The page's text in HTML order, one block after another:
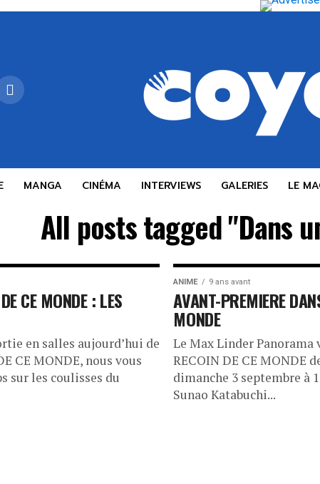
MANGA CINÉMA INTERVIEWS GALERIES LE
All posts tagged "Dans
CE MONDE : LES
en salles aujourd’hui de
CE MONDE, nous vous
sur les coulisses du
ANIME 9 ans avant
AVANT-PREMIERE
MONDE
Le Max Linder Panorama
RECOIN DE CE MONDE
dimanche 3 septembre à
Sunao Katabuchi...